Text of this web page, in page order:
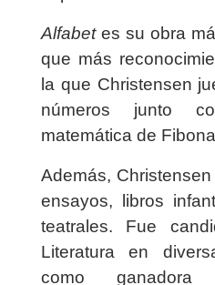
Alfabetes su obra
que más
la que Christensen
números junto
matemática de
Además,
ensayos, libros
teatrales. Fue
Literatura en
como ganadora